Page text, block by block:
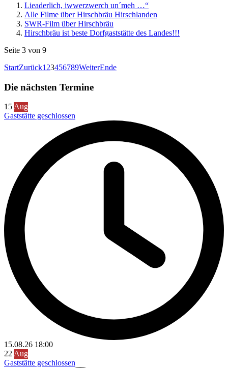
Lieaderlich, iwwerzwerch un´meh …“
Alle Filme über Hirschbräu Hirschlanden
SWR-Film über Hirschbräu
Hirschbräu ist beste Dorfgaststätte des Landes!!!
Seite 3 von 9
StartZurück1 23456789WeiterEnde
Die nächsten Termine
15 Aug
Gaststätte geschlossen
15.08.26 18:00
22 Aug
Gaststätte geschlossen